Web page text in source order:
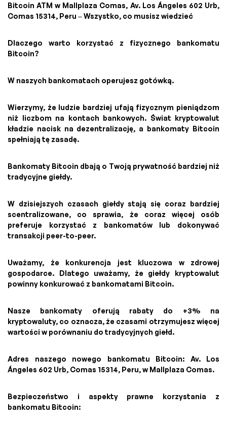
Bitcoin ATM w Mallplaza Comas, Av. Los Ángeles 602 Urb,
Comas 15314, Peru – Wszystko, co musisz wiedzieć
Dlaczego warto korzystać z fizycznego bankomatu
Bitcoin?
W naszych bankomatach operujesz gotówką.
Wierzymy, że ludzie bardziej ufają fizycznym pieniądzom
niż liczbom na kontach bankowych. Świat kryptowalut
kładzie nacisk na dezentralizację, a bankomaty Bitcoin
spełniają tę zasadę.
Bankomaty Bitcoin dbają o Twoją prywatność bardziej niż
tradycyjne giełdy.
W dzisiejszych czasach giełdy stają się coraz bardziej
scentralizowane, co sprawia, że coraz więcej osób
preferuje korzystać z bankomatów lub dokonywać
transakcji peer-to-peer.
Uważamy, że konkurencja jest kluczowa w zdrowej
gospodarce. Dlatego uważamy, że giełdy kryptowalut
powinny konkurować z bankomatami Bitcoin.
Nasze bankomaty oferują rabaty do +3% na
kryptowaluty, co oznacza, że czasami otrzymujesz więcej
wartości w porównaniu do tradycyjnych giełd.
Adres naszego nowego bankomatu Bitcoin: Av. Los
Ángeles 602 Urb, Comas 15314, Peru, w Mallplaza Comas.
Bezpieczeństwo i aspekty prawne korzystania z
bankomatu Bitcoin: